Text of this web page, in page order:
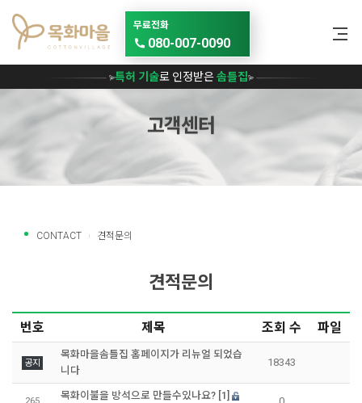
메뉴 건너뛰기
무료전화
080-007-0090
특허 기술로 인정받은솜틀집
고객센터
CONTACT 견적문의
견적문의
번호 제목 조회 수 파일
공지
목화마을솜틀집 홈페이지가 리뉴얼 되었습
니다
18343
목화이불을 방석으로 만들수있나요? [1]